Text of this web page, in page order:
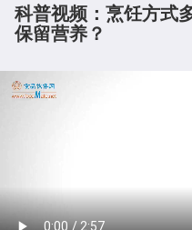
科普视频：烹饪方式
保留营养？